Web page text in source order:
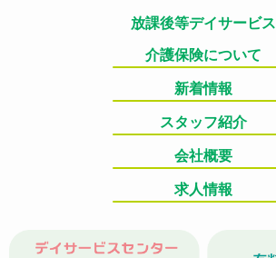
放課後等デイサービス
介護保険について
新着情報
スタッフ紹介
会社概要
求人情報